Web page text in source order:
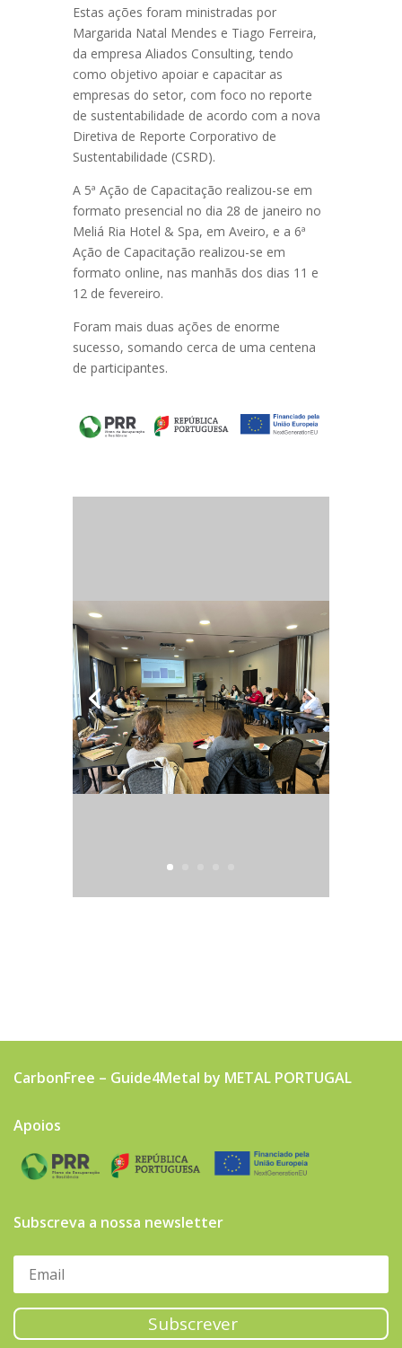
Estas ações foram ministradas por
Margarida Natal Mendes e Tiago Ferreira,
da empresa Aliados Consulting, tendo
como objetivo apoiar e capacitar as
empresas do setor, com foco no reporte
de sustentabilidade de acordo com a nova
Diretiva de Reporte Corporativo de
Sustentabilidade (CSRD).
A 5ª Ação de Capacitação realizou-se em
formato presencial no dia 28 de janeiro no
Meliá Ria Hotel & Spa, em Aveiro, e a 6ª
Ação de Capacitação realizou-se em
formato online, nas manhãs dos dias 11 e
12 de fevereiro.
Foram mais duas ações de enorme
sucesso, somando cerca de uma centena
de participantes.
CarbonFree – Guide4Metal by METAL PORTUGAL
Apoios
Subscreva a nossa newsletter
Subscrever